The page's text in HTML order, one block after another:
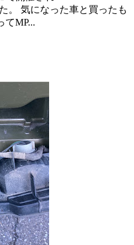
。 気になった車と買ったも
てMP...